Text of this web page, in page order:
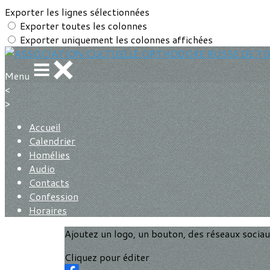
Exporter les lignes sélectionnées
Exporter toutes les colonnes
Exporter uniquement les colonnes affichées
Menu
<
>
Accueil
Calendrier
Homélies
Audio
Contacts
Confession
Horaires
Ajoutez un logo, un bouton, des réseaux
Cliquez pour éditer